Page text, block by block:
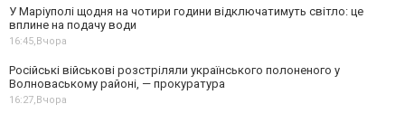
У Маріуполі щодня на чотири години відключатимуть світло: це
вплине на подачу води
16:45,Вчора
Російські військові розстріляли українського полоненого у
Волноваському районі, — прокуратура
16:27,Вчора